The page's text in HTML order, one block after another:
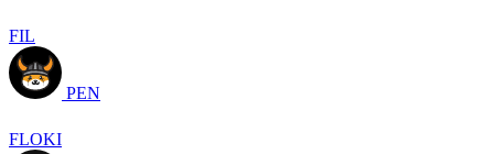
FIL
PEN
FLOKI